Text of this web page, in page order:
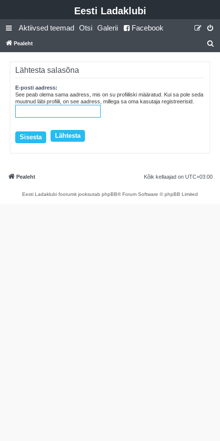
Eesti Ladaklubi
Aktiivsed teemad Otsi Galerii Facebook
Pealeht
t
Lähtesta salasõna
E-posti aadress:
See peab olema sama aadress, mis on su profiiliski määratud. Kui sa pole seda
muutnud läbi profiili, on see aadress, millega sa oma kasutaja registreerisid.
Pealeht Kõik kellaajad on UTC+03:00
Eesti Ladaklubi foorumit jooksutab phpBB® Forum Software © phpBB Limited